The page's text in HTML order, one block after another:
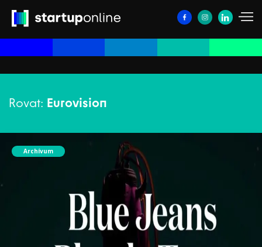
Rovat: Eurovision
Archívum